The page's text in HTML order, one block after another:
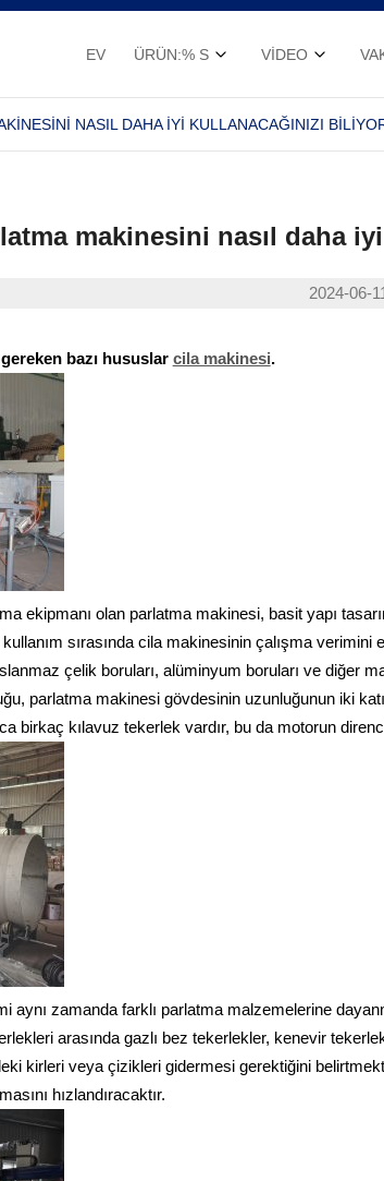
EV ÜRÜN:% S VIDEO
NASIL DAHA IYI KULLANACAĞINIZI
makinesini nasıl daha
2024-06-
bazı hususlar cila makinesi.
ekipmanı olan parlatma makinesi, basit yapı
sırasında cila makinesinin çalışma verimini
çelik boruları, alüminyum boruları ve diğer
parlatma makinesi gövdesinin uzunluğunun iki
birkaç kılavuz tekerlek vardır, bu da motorun
zamanda farklı parlatma malzemelerine
arasında gazlı bez tekerlekler, kenevir
kirleri veya çizikleri gidermesi gerektiğini
hızlandıracaktır.